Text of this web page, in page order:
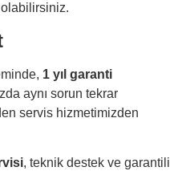
1 yıl garanti
aynı sorun tekrar
servis hizmetimizden
, teknik destek ve garantili